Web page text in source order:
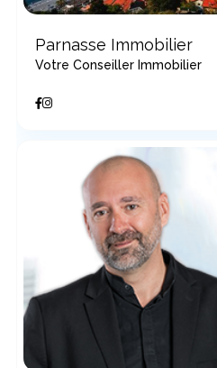
Parnasse Immobilier
Votre Conseiller Immobilier